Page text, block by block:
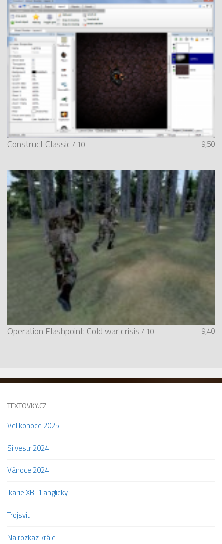
Construct Classic 9,50
/ 10
Operation Flashpoint: Cold war crisis 9,40
/ 10
TEXTOVKY.CZ
Velikonoce 2025
Silvestr 2024
Vánoce 2024
Ikarie XB-1 anglicky
Trojsvit
Na rozkaz krále